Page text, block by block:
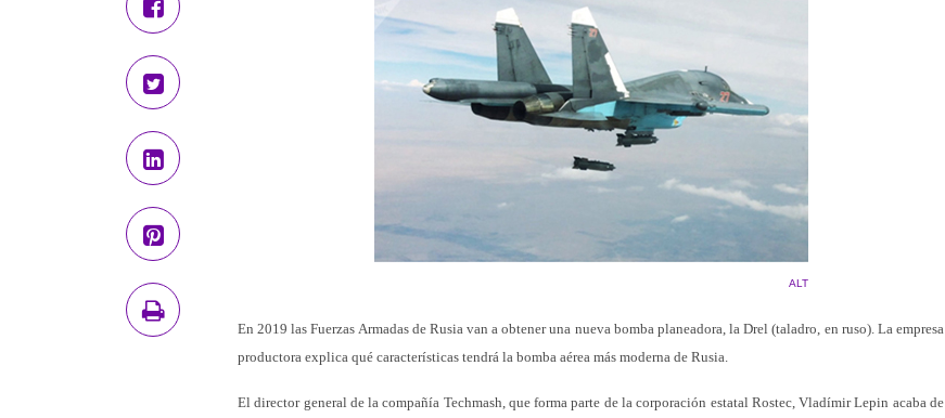
ALT
En 2019 las Fuerzas Armadas de Rusia van a obtener una nueva bomba planeadora, la Drel (taladro, en ruso). La empresa
productora explica qué características tendrá la bomba aérea más moderna de Rusia.
El director general de la compañía Techmash, que forma parte de la corporación estatal Rostec, Vladímir Lepin acaba de